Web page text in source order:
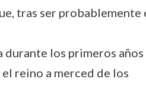
tras ser probablemente
durante los primeros años
reino a merced de los